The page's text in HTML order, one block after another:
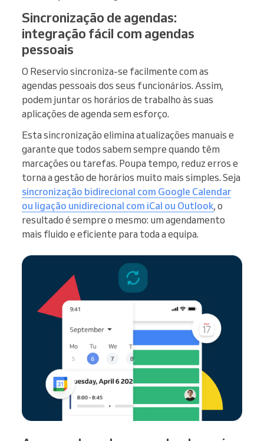
Sincronização de agendas:
integração fácil com agendas
pessoais
O Reservio sincroniza-se facilmente com as
agendas pessoais dos seus funcionários. Assim,
podem juntar os horários de trabalho às suas
aplicações de agenda sem esforço.
Esta sincronização elimina atualizações manuais e
garante que todos sabem sempre quando têm
marcações ou tarefas. Poupa tempo, reduz erros e
torna a gestão de horários muito mais simples. Seja
sincronização bidirecional com Google Calendar
ou ligação unidirecional com iCal ou Outlook, o
resultado é sempre o mesmo: um agendamento
mais fluido e eficiente para toda a equipa.